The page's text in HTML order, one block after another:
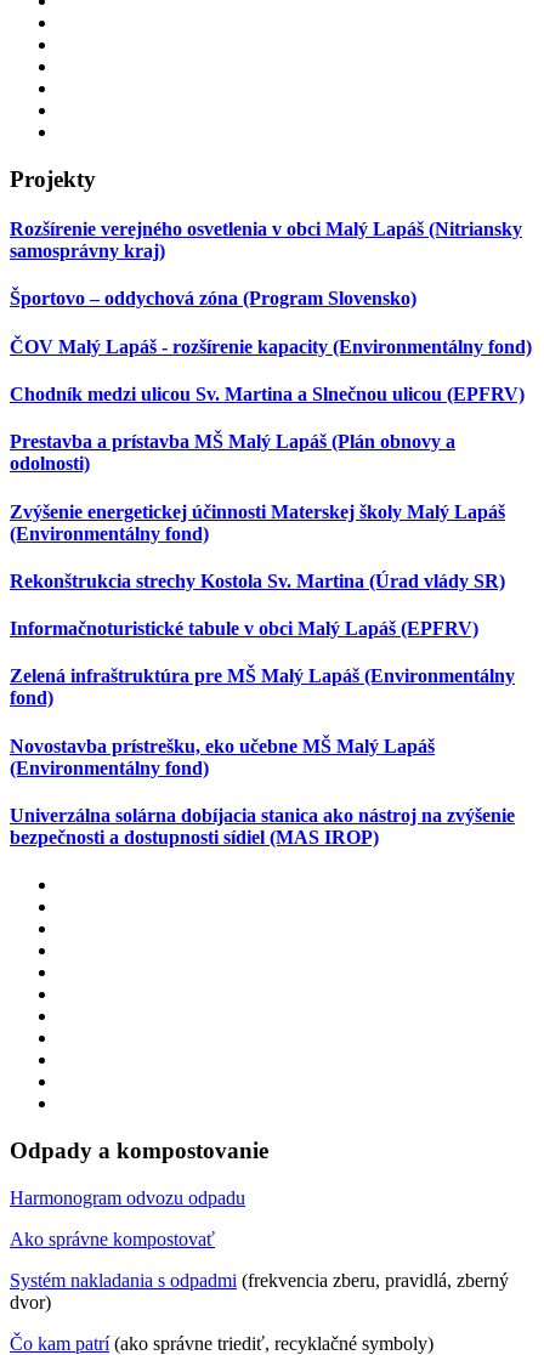
Projekty
Rozšírenie verejného osvetlenia v obci Malý Lapáš (Nitriansky
samosprávny kraj)
Športovo – oddychová zóna (Program Slovensko)
ČOV Malý Lapáš - rozšírenie kapacity (Environmentálny fond)
Chodník medzi ulicou Sv. Martina a Slnečnou ulicou (EPFRV)
Prestavba a prístavba MŠ Malý Lapáš (Plán obnovy a
odolnosti)
Zvýšenie energetickej účinnosti Materskej školy Malý Lapáš
(Environmentálny fond)
Rekonštrukcia strechy Kostola Sv. Martina (Úrad vlády SR)
Informačnoturistické tabule v obci Malý Lapáš (EPFRV)
Zelená infraštruktúra pre MŠ Malý Lapáš (Environmentálny
fond)
Novostavba prístrešku, eko učebne MŠ Malý Lapáš
(Environmentálny fond)
Univerzálna solárna dobíjacia stanica ako nástroj na zvýšenie
bezpečnosti a dostupnosti sídiel (MAS IROP)
Odpady a kompostovanie
Harmonogram odvozu odpadu
Ako správne kompostovať
Systém nakladania s odpadmi (frekvencia zberu, pravidlá, zberný
dvor)
Čo kam patrí(ako správne triediť, recyklačné symboly)